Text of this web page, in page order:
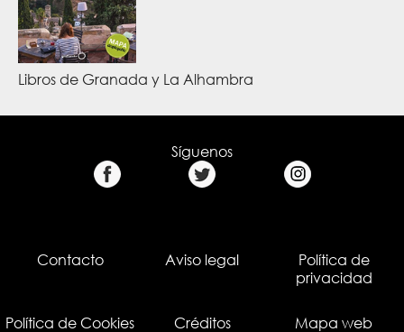
Libros de Granada y La Alhambra
Síguenos
Contacto Aviso legal
Política de
privacidad
Política de Cookies Créditos Mapa web